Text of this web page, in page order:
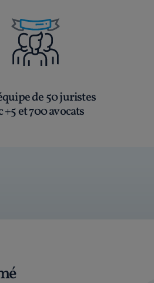
de 50 juristes
+5 et 700 avocats